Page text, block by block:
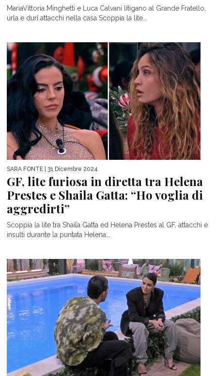
MariaVittoria Minghetti e Luca Calvani litigano al Grande Fratello,
urla e duri attacchi nella casa Scoppia la lite...
SARA FONTE | 31 Dicembre 2024
GF, lite furiosa in diretta tra Helena
Prestes e Shaila Gatta: “Ho voglia di
aggredirti”
Scoppia la lite tra Shaila Gatta ed Helena Prestes al GF, attacchi e
insulti durante la puntata Helena...